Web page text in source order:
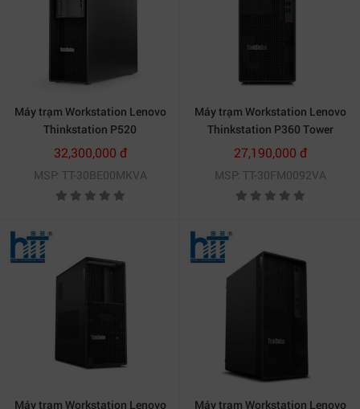
phần mềm chuyên nghiệp như AutoCAD, Revit,
Máy trạm Workstation Lenovo
Thinkstation P520
30BE00MKVA (Intel Xeon W-
2223/ 16GB DDR4 3200/ SSD
512GB)
32,300,000 đ
MSP: TT-30BE00MKVA
Máy trạm Workstation Lenovo
Thinkstation P360 Tower
30FM0092VA (Core i7 12700/
16GB DDR5 4400MHz/ 512GB
SSD/ Intel UHD Graphics 770/
None OS)
27,190,000 đ
MSP: TT-30FM0092VA
Máy trạm Workstation Lenovo
Máy trạm Workstation Lenovo